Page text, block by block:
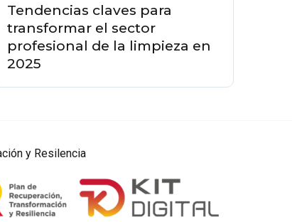
Tendencias claves para
transformar el sector
profesional de la limpieza en
2025
y Resilencia